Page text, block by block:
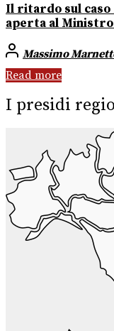
Il ritardo sul
aperta al
Massimo
Read more
I presidi